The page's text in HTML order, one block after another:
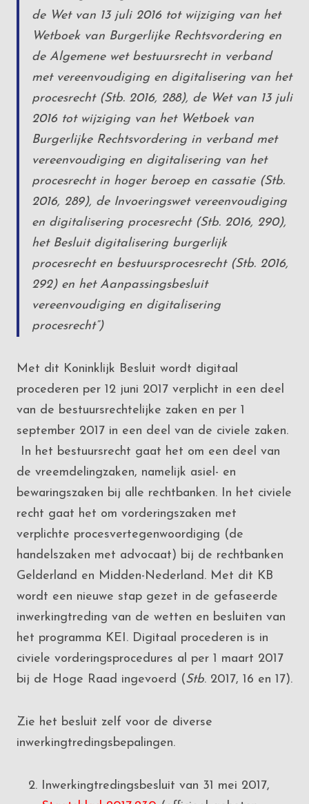
de Wet van 13 juli 2016 tot wijziging van het
Wetboek van Burgerlijke Rechtsvordering en
de Algemene wet bestuursrecht in verband
met vereenvoudiging en digitalisering van het
procesrecht (Stb. 2016, 288), de Wet van 13 juli
2016 tot wijziging van het Wetboek van
Burgerlijke Rechtsvordering in verband met
vereenvoudiging en digitalisering van het
procesrecht in hoger beroep en cassatie (Stb.
2016, 289), de Invoeringswet vereenvoudiging
en digitalisering procesrecht (Stb. 2016, 290),
het Besluit digitalisering burgerlijk
procesrecht en bestuursprocesrecht (Stb. 2016,
292) en het Aanpassingsbesluit
vereenvoudiging en digitalisering
procesrecht”)
Met dit Koninklijk Besluit wordt digitaal
procederen per 12 juni 2017 verplicht in een deel
van de bestuursrechtelijke zaken en per 1
september 2017 in een deel van de civiele zaken.
In het bestuursrecht gaat het om een deel van
de vreemdelingzaken, namelijk asiel- en
bewaringszaken bij alle rechtbanken. In het civiele
recht gaat het om vorderingszaken met
verplichte procesvertegenwoordiging (de
handelszaken met advocaat) bij de rechtbanken
Gelderland en Midden-Nederland. Met dit KB
wordt een nieuwe stap gezet in de gefaseerde
inwerkingtreding van de wetten en besluiten van
het programma KEI. Digitaal procederen is in
civiele vorderingsprocedures al per 1 maart 2017
bij de Hoge Raad ingevoerd (Stb. 2017, 16 en 17).
Zie het besluit zelf voor de diverse
inwerkingtredingsbepalingen.
Inwerkingtredingsbesluit van 31 mei 2017,